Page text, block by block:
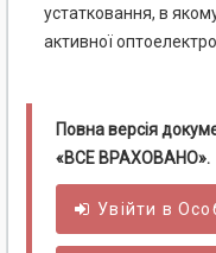
устатковання, в
активної
Повна версія
«ВСЕ ВРАХОВАНО».
Увійти в